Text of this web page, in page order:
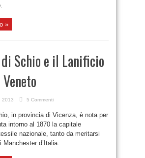
»
Schio e il Lanificio
2013 5 Commenti
in provincia di Vicenza, è nota per
intorno al 1870 la capitale
nazionale, tanto da meritarsi
Manchester d’Italia.